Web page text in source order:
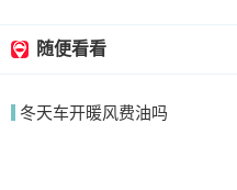
随便看看
冬天车开暖风费油吗